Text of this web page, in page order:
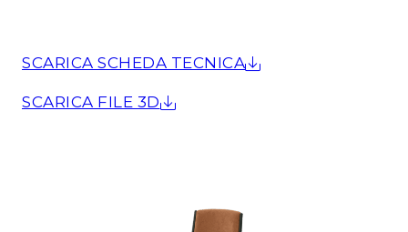
SCARICA SCHEDA TECNICA
SCARICA FILE 3D